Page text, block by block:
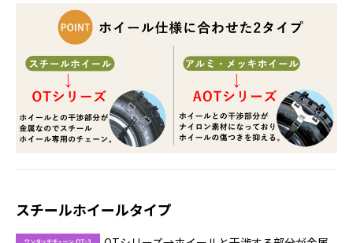
スチールホイールタイプ